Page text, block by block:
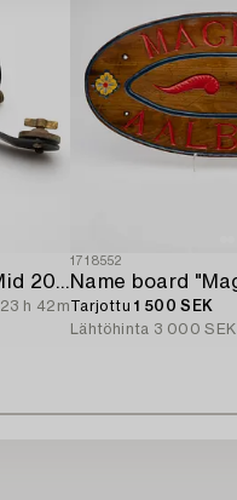
Ships-log "Excelsior IV". Mid 20th century.
23 h 42m
1718552
Tarjottu1 500 SEK
Lähtöhinta 3 000 SEK